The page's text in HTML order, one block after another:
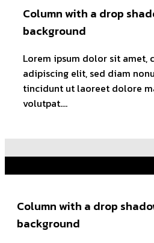
Column with a drop
background
Lorem ipsum dolor sit amet,
adipiscing elit, sed diam
tincidunt ut laoreet dolore
volutpat….
Column with a drop
background